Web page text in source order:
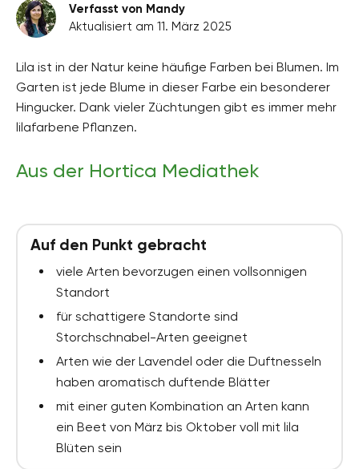
Verfasst von Mandy
Aktualisiert am 11. März 2025
Lila ist in der Natur keine häufige Farben bei Blumen. Im
Garten ist jede Blume in dieser Farbe ein besonderer
Hingucker. Dank vieler Züchtungen gibt es immer mehr
lilafarbene Pflanzen.
Aus der Hortica Mediathek
Auf den Punkt gebracht
viele Arten bevorzugen einen vollsonnigen
Standort
für schattigere Standorte sind
Storchschnabel-Arten geeignet
Arten wie der Lavendel oder die Duftnesseln
haben aromatisch duftende Blätter
mit einer guten Kombination an Arten kann
ein Beet von März bis Oktober voll mit lila
Blüten sein